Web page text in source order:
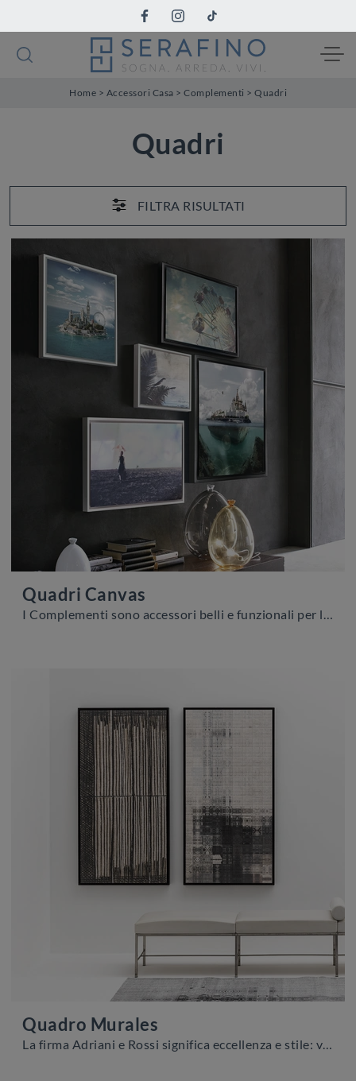
Home > Accessori Casa > Complementi > Quadri
Quadri
FILTRA RISULTATI
Quadri Canvas
I Complementi sono accessori belli e funzionali per la casa, che connotano gli spazi interni della tua casa con i loro colori e hanno un ruolo ...
Quadro Murales
La firma Adriani e Rossi significa eccellenza e stile: visitare il nostro negozio vuol dire affidarsi alla pluriennale esperienza e passione del ...